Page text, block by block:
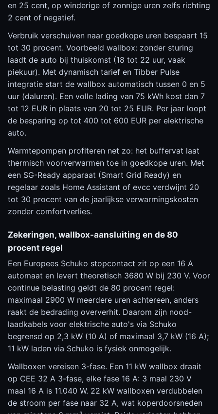
en 25 cent, op winderige of zonnige uren zelfs richting
2 cent of negatief.
Verbruik verschuiven naar goedkope uren bespaart 15
tot 30 procent. Voorbeeld wallbox: zonder sturing
laadt de auto bij thuiskomst (18 tot 22 uur, vaak
piekuur). Met dynamisch tarief en Tibber Pulse
integratie start de wallbox automatisch tussen 0 en 5
uur (daluren). Een volle lading van 75 kWh kost dan 7
tot 12 EUR in plaats van 20 tot 25 EUR. Per jaar loopt
de besparing op tot 400 tot 600 EUR per elektrische
auto.
Warmtepompen profiteren net zo: het buffervat laat
thermisch voorverwarmen toe in goedkope uren. Met
een SG-Ready apparaat (Smart Grid Ready) en
regelaar zoals Home Assistant of evcc verdwijnt 20
tot 30 procent van de jaarlijkse verwarmingskosten
zonder comfortverlies.
Zekeringen, wallbox-aansluiting en de 80
procent regel
Een Europees Schuko stopcontact zit op een 16 A
automaat en levert theoretisch 3680 W bij 230 V. Voor
continue belasting geldt de 80 procent regel:
maximaal 2900 W meerdere uren achtereen, anders
raakt de bedrading oververhit. Daarom zijn nood-
laadkabels voor elektrische auto's via Schuko
begrensd op 2,3 kW (10 A) of maximaal 3,7 kW (16 A);
11 kW laden via Schuko is fysiek onmogelijk.
Wallboxen vereisen 3-fase. Een 11 kW wallbox draait
op CEE 32 A 3-fase, elke fase 16 A: 3 maal 230 V
maal 16 A is 11.040 W. 22 kW wallboxen verdubbelen
de stroom per fase naar 32 A, wat koperdoorsneden